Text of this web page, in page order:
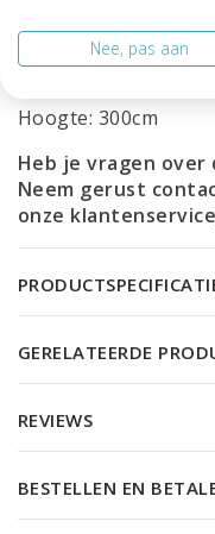
Breedte: 400cm
Diepte: 40cm
Hoogte: 300cm
Heb je vragen
Neem gerust
onze klantenservice
GERELATEERDE
REVIEWS
BESTELLEN EN
Nee, pas aan